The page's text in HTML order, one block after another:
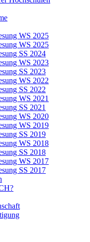
WS 2025
WS 2025
SS 2024
WS 2023
SS 2023
WS 2022
SS 2022
WS 2021
SS 2021
WS 2020
WS 2019
SS 2019
WS 2018
SS 2018
WS 2017
SS 2017